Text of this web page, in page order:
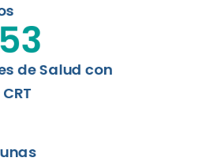
de Salud con